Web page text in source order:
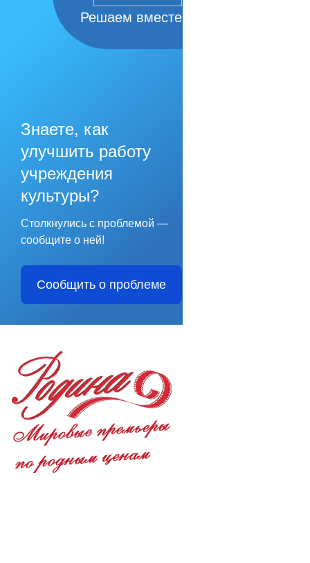
Решаем вместе
Знаете, как
улучшить работу
учреждения
культуры?
Столкнулись с проблемой —
сообщите о ней!
Сообщить о проблеме